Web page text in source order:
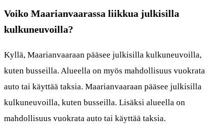
Voiko Maarianvaarassa liikkua julkisilla
kulkuneuvoilla?
Kyllä, Maarianvaaraan pääsee julkisilla kulkuneuvoilla,
kuten busseilla. Alueella on myös mahdollisuus vuokrata
auto tai käyttää taksia. Maarianvaaraan pääsee julkisilla
kulkuneuvoilla, kuten busseilla. Lisäksi alueella on
mahdollisuus vuokrata auto tai käyttää taksia.